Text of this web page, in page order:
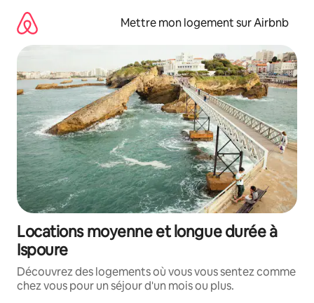
directement
contenu
Mettre mon logement sur Airbnb
Locations moyenne et longue durée à
Ispoure
Découvrez des logements où vous vous sentez comme
chez vous pour un séjour d'un mois ou plus.